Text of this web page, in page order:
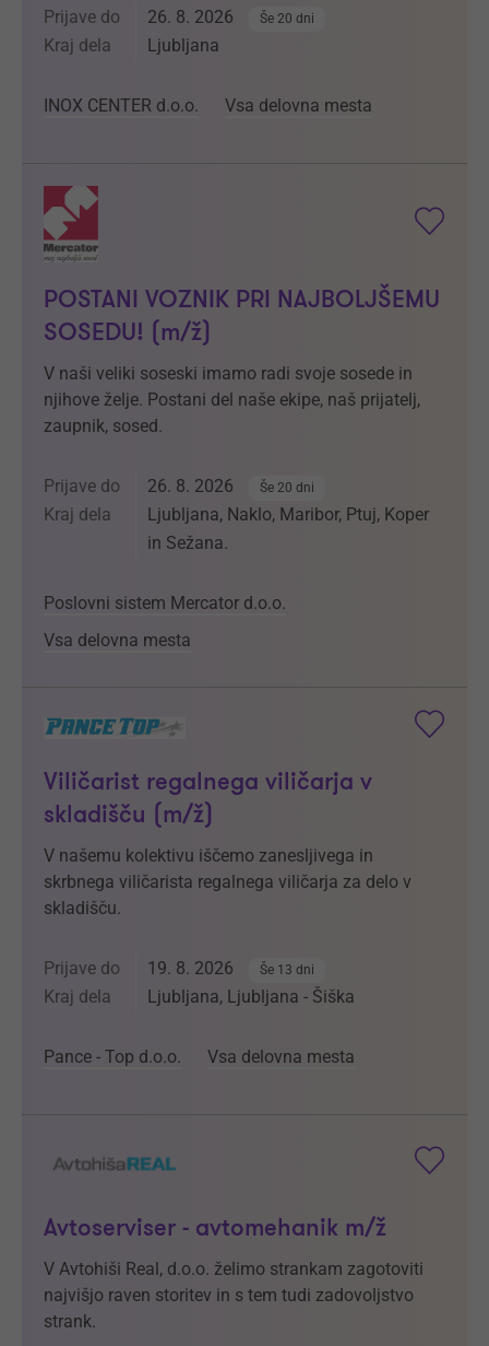
Prijave do 26. 8. 2026 Še 20 dni
Kraj dela Ljubljana
INOX CENTER d.o.o. Vsa delovna mesta
POSTANI VOZNIK PRI NAJBOLJŠEMU
SOSEDU! (m/ž)
V naši veliki soseski imamo radi svoje sosede in
njihove želje. Postani del naše ekipe, naš prijatelj,
zaupnik, sosed.
Prijave do 26. 8. 2026 Še 20 dni
Kraj dela
Ljubljana, Naklo, Maribor, Ptuj, Koper
in Sežana.
Poslovni sistem Mercator d.o.o.
Vsa delovna mesta
Viličarist regalnega viličarja v
skladišču (m/ž)
V našemu kolektivu iščemo zanesljivega in
skrbnega viličarista regalnega viličarja za delo v
skladišču.
Prijave do 19. 8. 2026 Še 13 dni
Kraj dela Ljubljana, Ljubljana - Šiška
Pance - Top d.o.o. Vsa delovna mesta
Avtoserviser - avtomehanik m/ž
V Avtohiši Real, d.o.o. želimo strankam zagotoviti
najvišjo raven storitev in s tem tudi zadovoljstvo
strank.